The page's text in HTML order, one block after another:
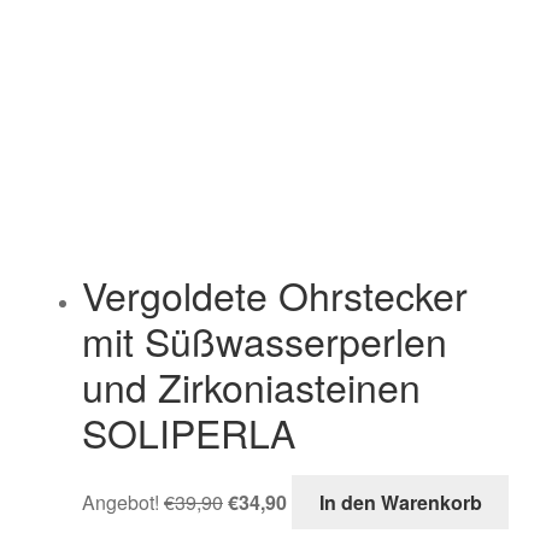
Vergoldete Ohrstecker
mit Süßwasserperlen
und Zirkoniasteinen
SOLIPERLA
Angebot! €39,90€34,90 In den Warenkorb